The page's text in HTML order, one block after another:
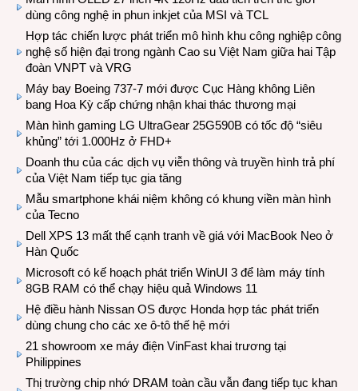
dùng công nghệ in phun inkjet của MSI và TCL
Hợp tác chiến lược phát triển mô hình khu công nghiệp công
nghệ số hiện đại trong ngành Cao su Việt Nam giữa hai Tập
đoàn VNPT và VRG
Máy bay Boeing 737-7 mới được Cục Hàng không Liên
bang Hoa Kỳ cấp chứng nhận khai thác thương mại
Màn hình gaming LG UltraGear 25G590B có tốc độ “siêu
khủng” tới 1.000Hz ở FHD+
Doanh thu của các dịch vụ viễn thông và truyền hình trả phí
của Việt Nam tiếp tục gia tăng
Mẫu smartphone khái niệm không có khung viền màn hình
của Tecno
Dell XPS 13 mất thế cạnh tranh về giá với MacBook Neo ở
Hàn Quốc
Microsoft có kế hoạch phát triển WinUI 3 để làm máy tính
8GB RAM có thể chạy hiệu quả Windows 11
Hệ điều hành Nissan OS được Honda hợp tác phát triển
dùng chung cho các xe ô-tô thế hệ mới
21 showroom xe máy điện VinFast khai trương tại
Philippines
Thị trường chip nhớ DRAM toàn cầu vẫn đang tiếp tục khan